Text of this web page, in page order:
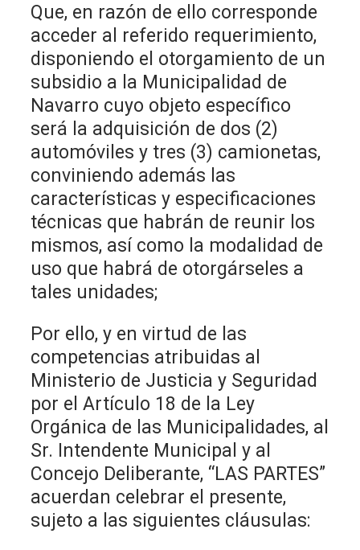
Que, en razón de ello corresponde
acceder al referido requerimiento,
disponiendo el otorgamiento de un
subsidio a la Municipalidad de
Navarro cuyo objeto específico
será la adquisición de dos (2)
automóviles y tres (3) camionetas,
conviniendo además las
características y especificaciones
técnicas que habrán de reunir los
mismos, así como la modalidad de
uso que habrá de otorgárseles a
tales unidades;
Por ello, y en virtud de las
competencias atribuidas al
Ministerio de Justicia y Seguridad
por el Artículo 18 de la Ley
Orgánica de las Municipalidades, al
Sr. Intendente Municipal y al
Concejo Deliberante, “LAS PARTES”
acuerdan celebrar el presente,
sujeto a las siguientes cláusulas: